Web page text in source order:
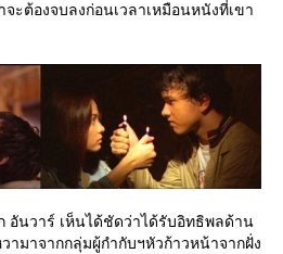
ะต้องจบลงก่อนเวลาเหมือนหนังที่เขา
อันวาร์ เห็นได้ชัดว่าได้รับอิทธิพลด้าน
ามาจากกลุ่มผู้กำกับฯหัวก้าวหน้าจากฝั่ง